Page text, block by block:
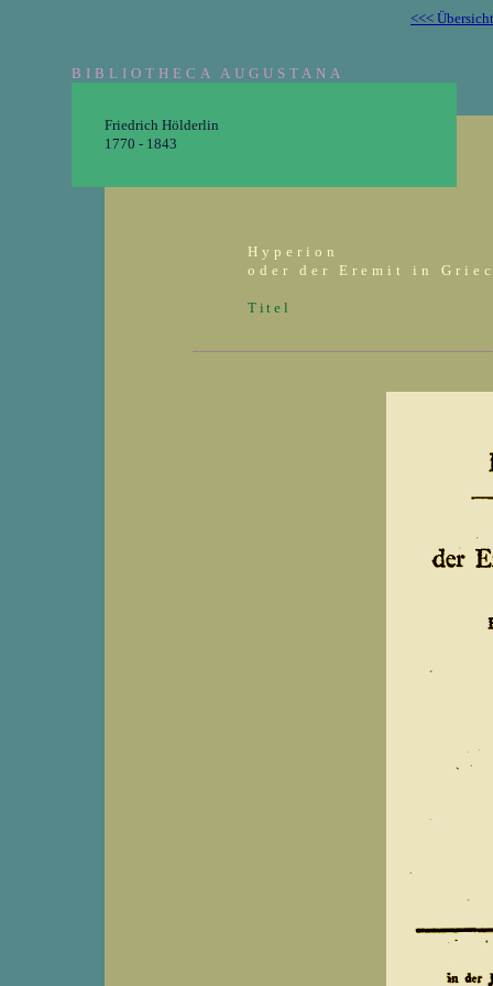
<<< Übersicht
BIBLIOTHECA AUGUSTANA
Friedrich Hölderlin
1770 - 1843
Hyperion
oder der Eremit in
Titel